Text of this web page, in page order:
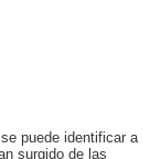
puede identificar a
surgido de las